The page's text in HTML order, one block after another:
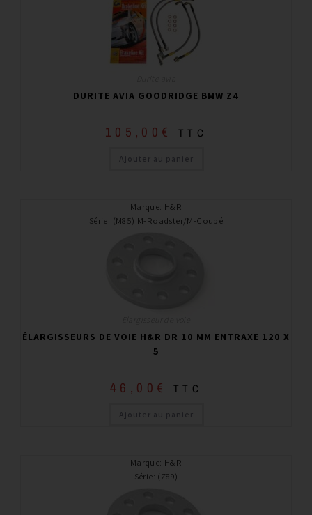
DURITE AVIA GOODRIDGE BMW Z4
105,00 € TTC
Ajouter au panier
Marque: H&R
Série: (M85) M-Roadster/M-Coupé
ÉLARGISSEURS DE VOIE H&R DR 10 MM ENTRAXE 120 X
5
46,00 € TTC
Ajouter au panier
Marque: H&R
Série: (Z89)